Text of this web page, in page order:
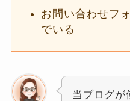
お問い合わせフ
でいる
当ブログが